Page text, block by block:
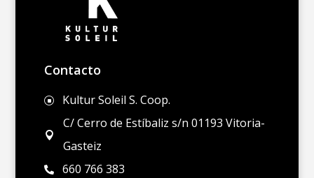
Contacto
] Kultur Soleil S. Coop.

C/ Cerro de Estíbaliz s/n 01193 Vitoria-
Gasteiz
 660 766 383